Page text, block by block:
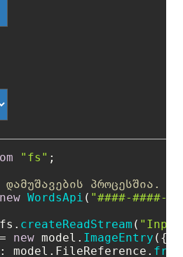
"fs" ;
პროცესშია.
new WordsApi ( "####-####-
createReadStream (
new model. ImageEntry ({
: model. FileReference .